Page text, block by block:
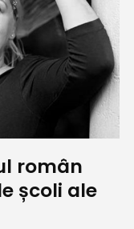
român
școli ale